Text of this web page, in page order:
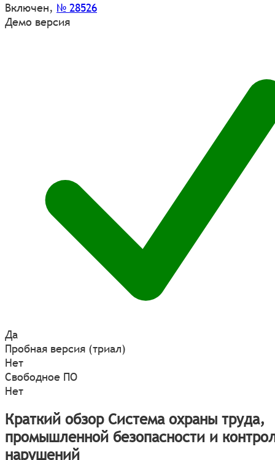
Включен, № 28526
Демо версия
Да
Пробная версия (триал)
Нет
Свободное ПО
Нет
Краткий обзор Система охраны труда,
промышленной безопасности и
нарушений